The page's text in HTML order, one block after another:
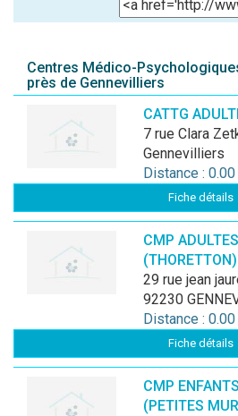
Centres Médico-
près de Gennevilliers
CATTG
7 rue Clara
Gennevilliers
Distance :
Fiche détails
CMP
(THORETTON)
29 rue jean
92230
Distance :
Fiche détails
CMP
(PETITES